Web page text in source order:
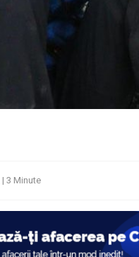
| 3 Minute